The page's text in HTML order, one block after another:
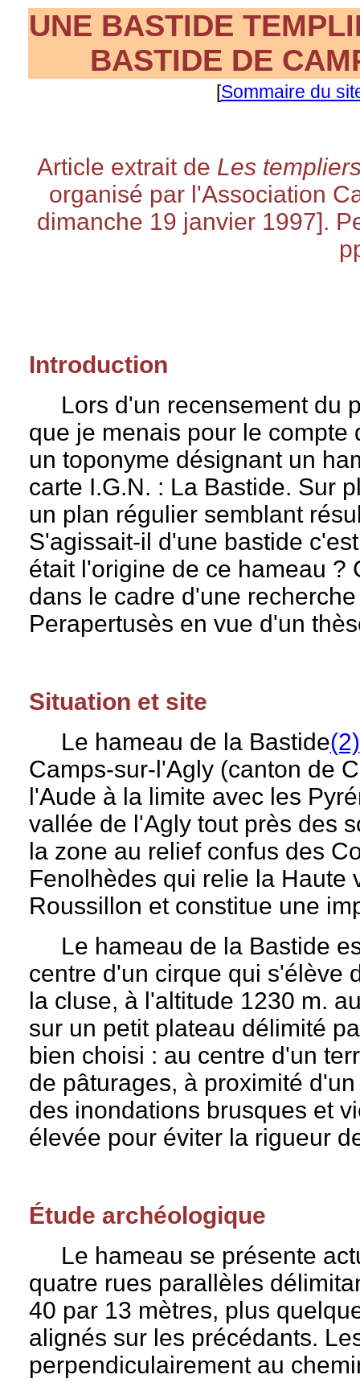
UNE BASTIDE
BASTIDE DE
[Sommaire du
Article extrait de Les
organisé par l'Association
dimanche 19 janvier 1997].
Introduction
Lors d'un recensement du
que je menais pour le
un toponyme désignant un
carte I.G.N. : La Bastide. Sur
un plan régulier semblant
S'agissait-il d'une bastide
était l'origine de ce hameau ?
dans le cadre d'une
Perapertusès en vue d'un
Situation et site
Le hameau de la Bastide(2)
Camps-sur-l'Agly (canton de
l'Aude à la limite avec les
vallée de l'Agly tout près des
la zone au relief confus des
Fenolhèdes qui relie la Haute
Roussillon et constitue une
Le hameau de la Bastide
centre d'un cirque qui s'élève
la cluse, à l'altitude 1230 m.
sur un petit plateau délimité
bien choisi : au centre d'un
de pâturages, à proximité
des inondations brusques et
élevée pour éviter la rigueur
Étude archéologique
Le hameau se présente
quatre rues parallèles
40 par 13 mètres, plus
alignés sur les précédants.
perpendiculairement au